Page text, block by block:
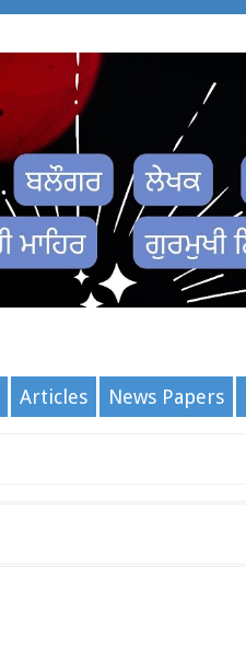
Articles News Papers